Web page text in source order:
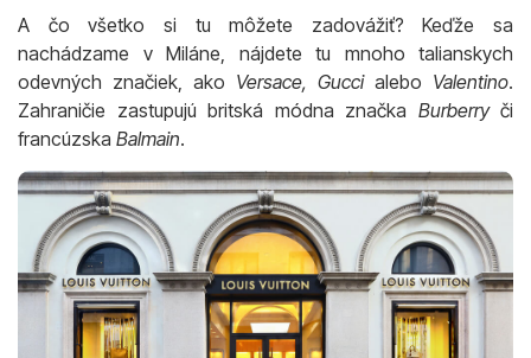
A čo všetko si tu môžete zadovážiť? Keďže sa
nachádzame v Miláne, nájdete tu mnoho talianskych
odevných značiek, ako Versace, Guccialebo Valentino.
Zahraničie zastupujú britská módna značka Burberryči
francúzska Balmain.